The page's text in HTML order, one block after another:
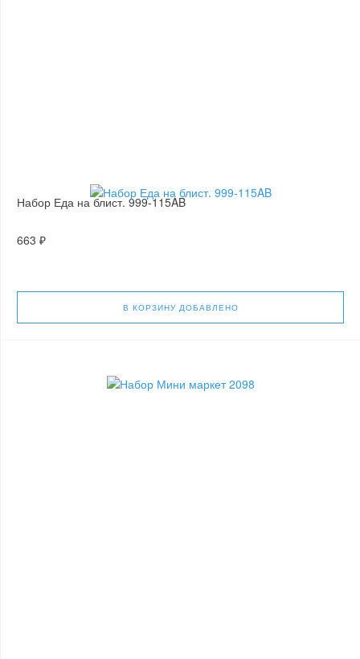
Набор Еда на блист. 999-115AB
663 ₽
В КОРЗИНУ ДОБАВЛЕНО